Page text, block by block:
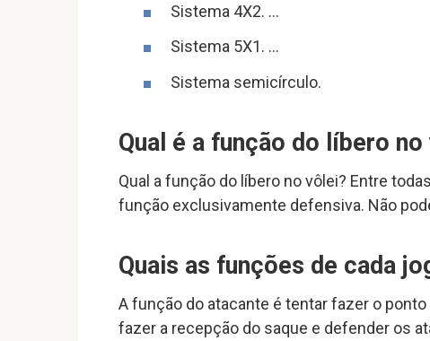
Sistema 4X2. …
Sistema 5X1. …
Sistema semicírculo.
Qual é a função do líbero
Qual a função do líbero no vôlei? Entre
função exclusivamente defensiva. Não
Quais as funções de cada
A função do atacante é tentar fazer o
fazer a recepção do saque e defender os